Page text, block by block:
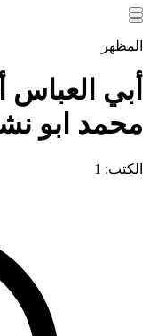
المظهر
أبي
محمد ابو
الكتب: 1